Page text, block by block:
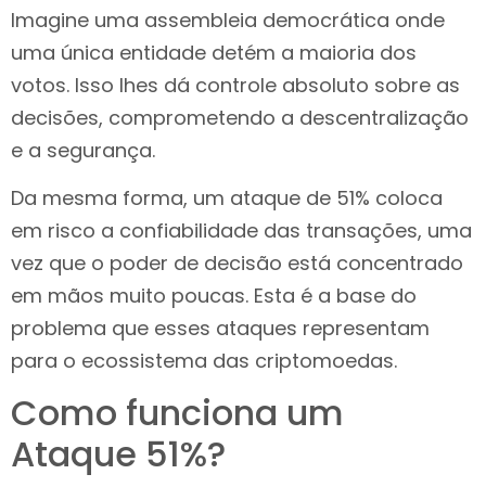
Imagine uma assembleia democrática onde
uma única entidade detém a maioria dos
votos. Isso lhes dá controle absoluto sobre as
decisões, comprometendo a descentralização
e a segurança.
Da mesma forma, um ataque de 51% coloca
em risco a confiabilidade das transações, uma
vez que o poder de decisão está concentrado
em mãos muito poucas. Esta é a base do
problema que esses ataques representam
para o ecossistema das criptomoedas.
Como funciona um
Ataque 51%?